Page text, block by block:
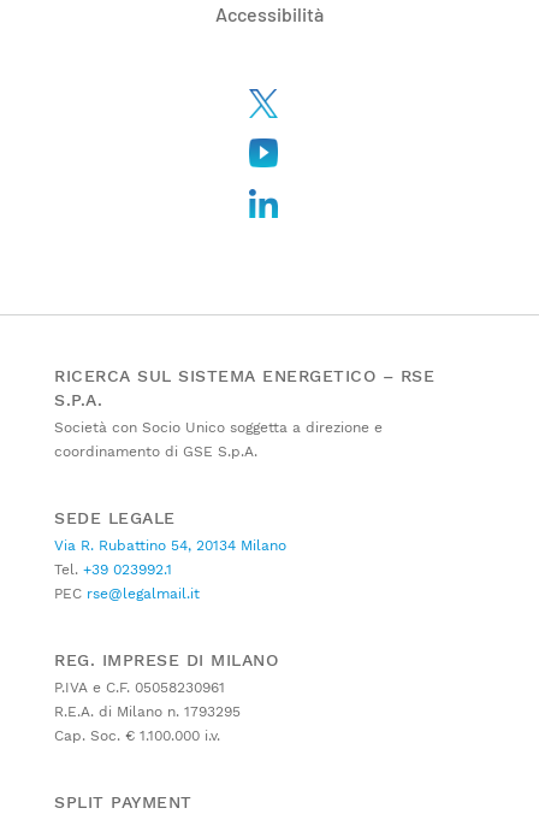
Accessibilità
RICERCA SUL SISTEMA ENERGETICO – RSE
S.P.A.
Società con Socio Unico soggetta a direzione e
coordinamento di GSE S.p.A.
SEDE LEGALE
Via R. Rubattino 54, 20134 Milano
Tel. +39 023992.1
PEC rse@legalmail.it
REG. IMPRESE DI MILANO
P.IVA e C.F. 05058230961
R.E.A. di Milano n. 1793295
Cap. Soc. € 1.100.000 i.v.
SPLIT PAYMENT